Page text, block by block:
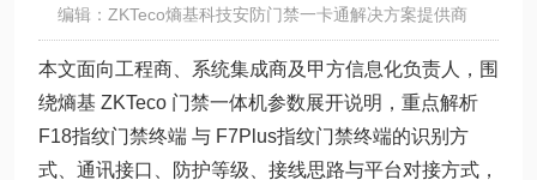
编辑：ZKTeco熵基科技安防门禁一卡通解决方案提供商
本文面向工程商、系统集成商及甲方信息化负责人，围
绕熵基 ZKTeco 门禁一体机参数展开说明，重点解析
F18指纹门禁终端 与 F7Plus指纹门禁终端的识别方
式、通讯接口、防护等级、接线思路与平台对接方式，